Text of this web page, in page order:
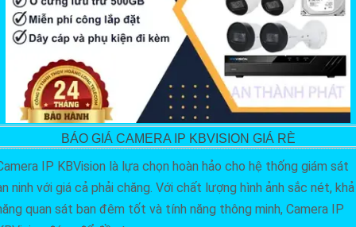
BÁO GIÁ CAMERA IP KBVISION GIÁ RÈ
IP KBVision là lựa chọn hoàn hảo cho hệ thống giám sát
ninh với giá cả phải chăng. Với chất lượng hình ảnh sắc nét, khả
quan sát ban đêm tốt và tính năng thông minh, Camera IP